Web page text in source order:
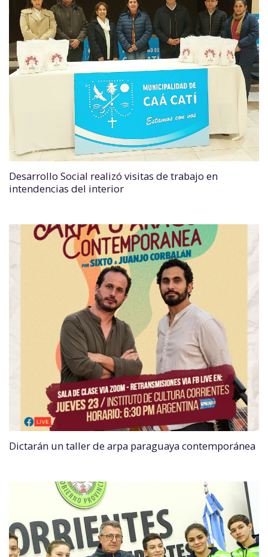
Desarrollo Social realizó visitas de trabajo en
intendencias del interior
Dictarán un taller de arpa paraguaya contemporánea